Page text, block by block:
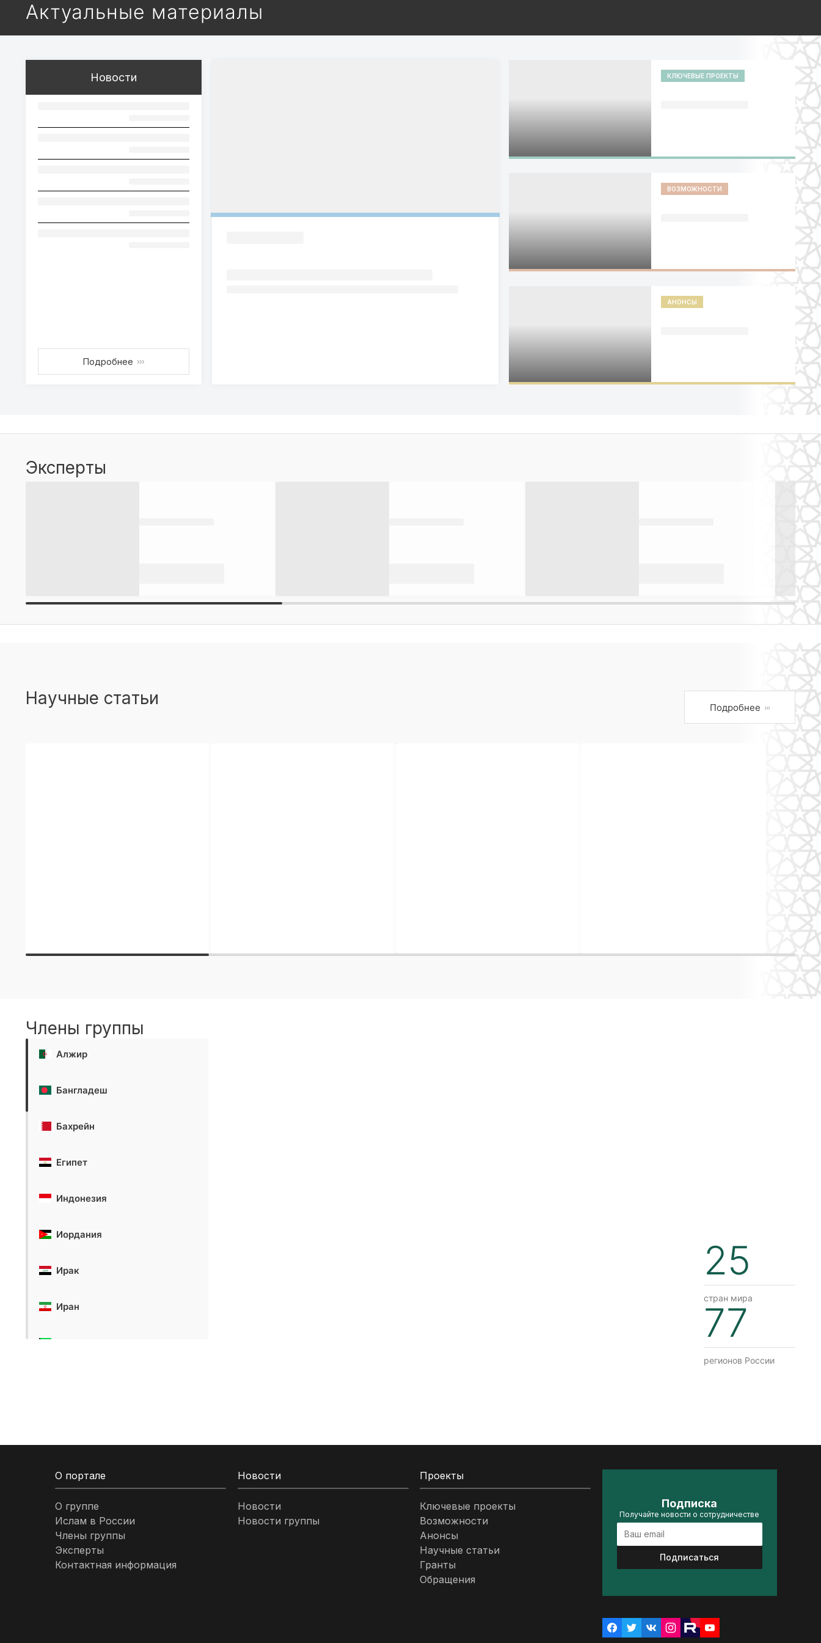
Актуальные материалы
Новости
Подробнее ›››
КЛЮЧЕВЫЕ ПРОЕКТЫ
ВОЗМОЖНОСТИ
АНОНСЫ
Эксперты
Научные статьи Подробнее ›››
Члены группы
Алжир
Бангладеш
Бахрейн
Египет
Индонезия
Иордания
Ирак
Иран
Малайзия
Марокко
Нигерия
25
стран мира
77
регионов России
О портале
О группе
Ислам в России
Члены группы
Эксперты
Контактная информация
Новости
Новости
Новости группы
Проекты
Ключевые проекты
Возможности
Анонсы
Научные статьи
Гранты
Обращения
Подписка
Получайте новости о сотрудничестве
Подписаться